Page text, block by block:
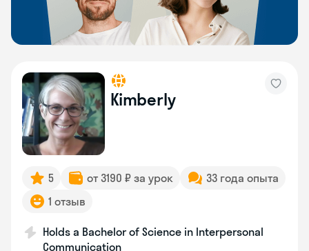
Kimberly
5 от 3190 ₽ за урок
33 года опыта
1 отзыв
Holds a Bachelor of Science in Interpersonal
Communication